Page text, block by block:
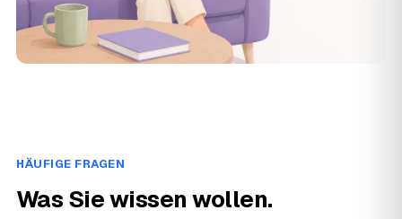
HÄUFIGE FRAGEN
Was Sie wissen wollen.